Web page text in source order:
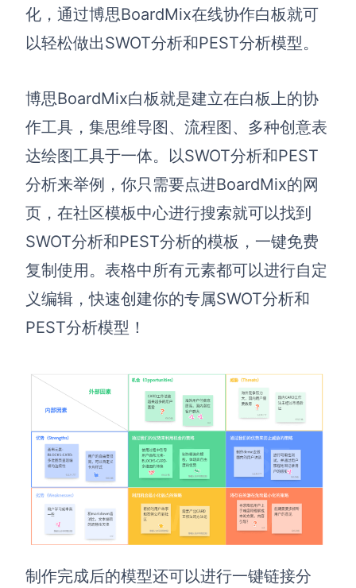
化，通过博思BoardMix在线协作白板就可
以轻松做出SWOT分析和PEST分析模型。
博思BoardMix白板就是建立在白板上的协
作工具，集思维导图、流程图、多种创意表
达绘图工具于一体。以SWOT分析和PEST
分析来举例，你只需要点进BoardMix的网
页，在社区模板中心进行搜索就可以找到
SWOT分析和PEST分析的模板，一键免费
复制使用。表格中所有元素都可以进行自定
义编辑，快速创建你的专属SWOT分析和
PEST分析模型！
制作完成后的模型还可以进行一键链接分